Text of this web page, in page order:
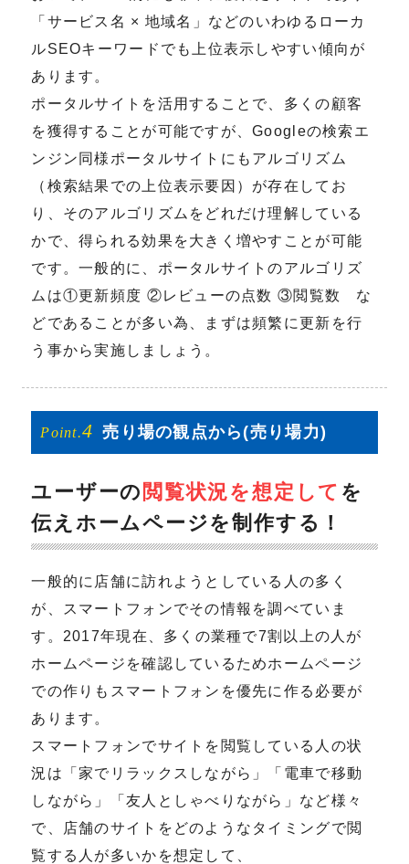
「サービス名 × 地域名」などのいわゆるローカ
ルSEOキーワードでも上位表示しやすい傾向が
あります。
ポータルサイトを活用することで、多くの顧客
を獲得することが可能ですが、Googleの検索エ
ンジン同様ポータルサイトにもアルゴリズム
（検索結果での上位表示要因）が存在してお
り、そのアルゴリズムをどれだけ理解している
かで、得られる効果を大きく増やすことが可能
です。一般的に、ポータルサイトのアルゴリズ
ムは①更新頻度 ②レビューの点数 ③閲覧数 な
どであることが多い為、まずは頻繁に更新を行
う事から実施しましょう。
Point.4 売り場の観点から (売り場力)
ユーザーの 閲覧状況を想定して を
伝えホームページを制作する！
一般的に店舗に訪れようとしている人の多く
が、スマートフォンでその情報を調べていま
す。2017年現在、多くの業種で7割以上の人が
ホームページを確認しているためホームページ
での作りもスマートフォンを優先に作る必要が
あります。
スマートフォンでサイトを閲覧している人の状
況は「家でリラックスしながら」「電車で移動
しながら」「友人としゃべりながら」など様々
で、店舗のサイトをどのようなタイミングで閲
覧する人が多いかを想定して、